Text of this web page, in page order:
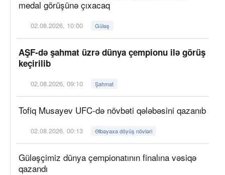
medal görüşünə çıxacaq
02.08.2026, 10:00 Güləş
AŞF-də şahmat üzrə dünya çempionu ilə görüş
keçirilib
02.08.2026, 09:10 Şahmat
Tofiq Musayev UFC-də növbəti qələbəsini qazanıb
02.08.2026, 00:13 Əlbəyaxa döyüş növləri
Güləşçimiz dünya çempionatının finalına vəsiqə
qazandı